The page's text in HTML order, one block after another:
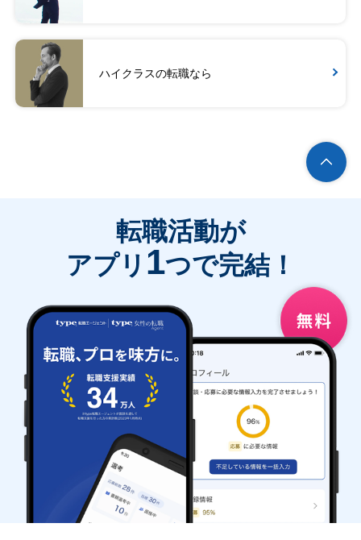
ハイクラスの転職なら
転職活動が
アプリ 1つで完結！